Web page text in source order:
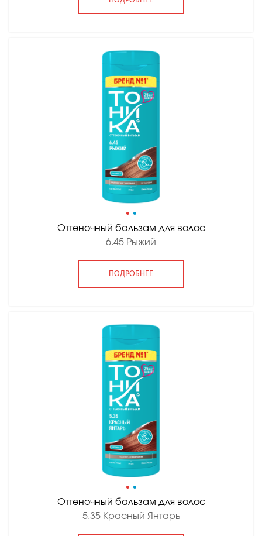
• •
Оттеночный бальзам для волос
6.45 Рыжий
ПОДРОБНЕЕ
• •
Оттеночный бальзам для волос
5.35 Красный Янтарь